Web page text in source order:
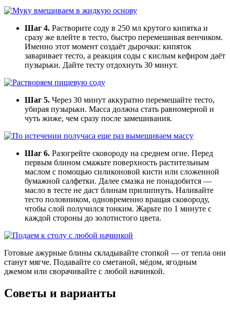
Шаг 4. Растворите соду в 250 мл крутого кипятка и
сразу же влейте в тесто, быстро перемешивая венчиком.
Именно этот момент создаёт дырочки: кипяток
заваривает тесто, а реакция соды с кислым кефиром даёт
пузырьки. Дайте тесту отдохнуть 30 минут.
Шаг 5. Через 30 минут аккуратно перемешайте тесто,
убирая пузырьки. Масса должна стать равномерной и
чуть жиже, чем сразу после замешивания.
Шаг 6. Разогрейте сковороду на среднем огне. Перед
первым блином смажьте поверхность растительным
маслом с помощью силиконовой кисти или сложенной
бумажной салфетки. Далее смазка не понадобится —
масло в тесте не даст блинам прилипнуть. Наливайте
тесто половником, одновременно вращая сковороду,
чтобы слой получился тонким. Жарьте по 1 минуте с
каждой стороны до золотистого цвета.
Готовые ажурные блины складывайте стопкой — от тепла они
станут мягче. Подавайте со сметаной, мёдом, ягодным
джемом или сворачивайте с любой начинкой.
Советы и варианты